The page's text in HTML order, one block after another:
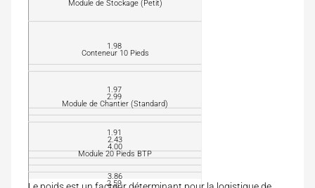
M
u
l
L
o
u
e
r
E
r
g
Module de Stockage (Petit)
1.98
1.97
1.91
3.86
Conteneur 10 Pieds
2.99
2.43
2.59
Module de Chantier (Standard)
4.00
Module 20 Pieds BTP